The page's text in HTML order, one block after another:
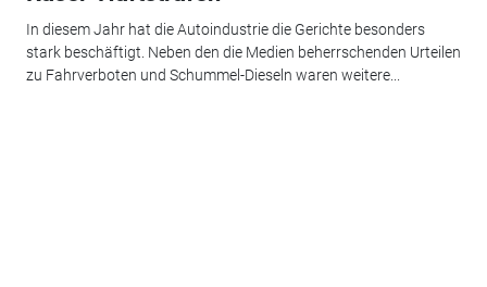
In diesem Jahr hat die Autoindustrie die Gerichte besonders
stark beschäftigt. Neben den die Medien beherrschenden Urteilen
zu Fahrverboten und Schummel-Dieseln waren weitere...